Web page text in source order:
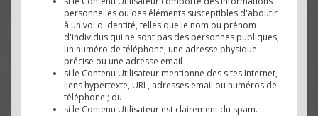
personnelles ou des éléments susceptibles d'aboutir
à un vol d'identité, telles que le nom ou prénom
d'individus qui ne sont pas des personnes publiques,
un numéro de téléphone, une adresse physique
précise ou une adresse email
si le Contenu Utilisateur mentionne des sites Internet,
liens hypertexte, URL, adresses email ou numéros de
téléphone ; ou
si le Contenu Utilisateur est clairement du spam.